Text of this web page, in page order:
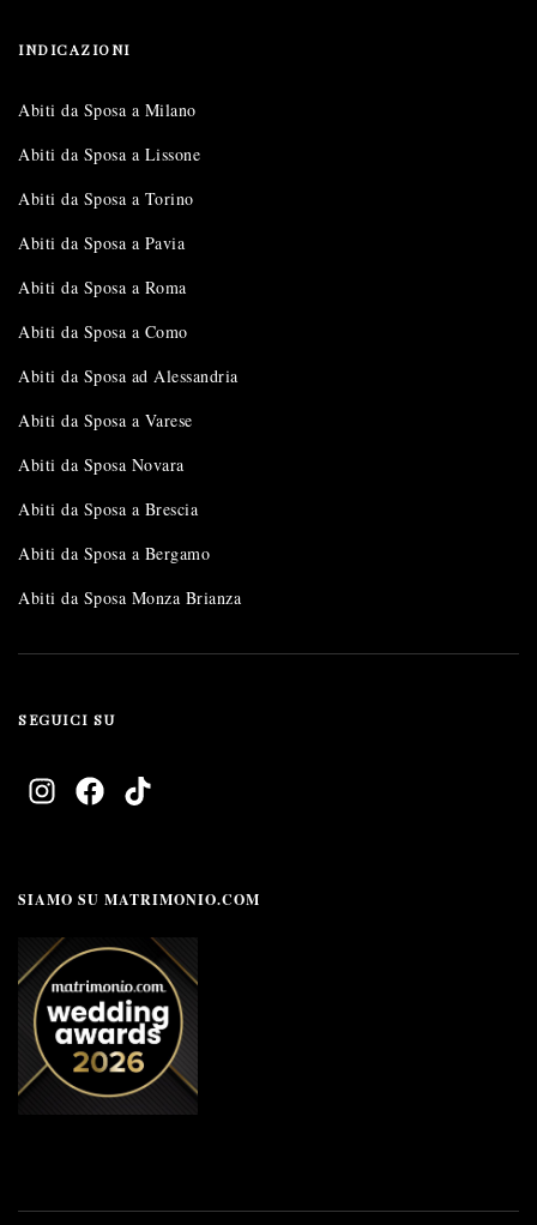
INDICAZIONI
Abiti da Sposa a Milano
Abiti da Sposa a Lissone
Abiti da Sposa a Torino
Abiti da Sposa a Pavia
Abiti da Sposa a Roma
Abiti da Sposa a Como
Abiti da Sposa ad Alessandria
Abiti da Sposa a Varese
Abiti da Sposa Novara
Abiti da Sposa a Brescia
Abiti da Sposa a Bergamo
Abiti da Sposa Monza Brianza
SEGUICI SU
SIAMO SU MATRIMONIO.COM